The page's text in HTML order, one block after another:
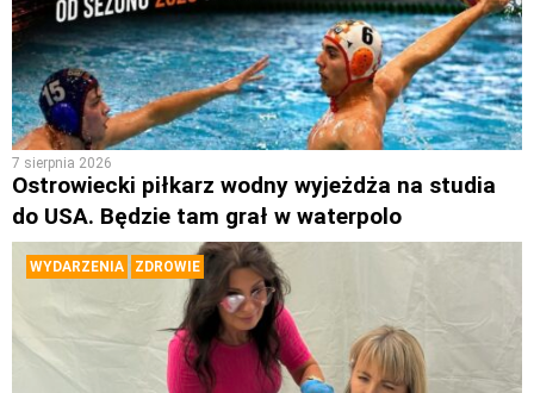
7 sierpnia 2026
Ostrowiecki piłkarz wodny wyjeżdża na studia
do USA. Będzie tam grał w waterpolo
WYDARZENIA ZDROWIE